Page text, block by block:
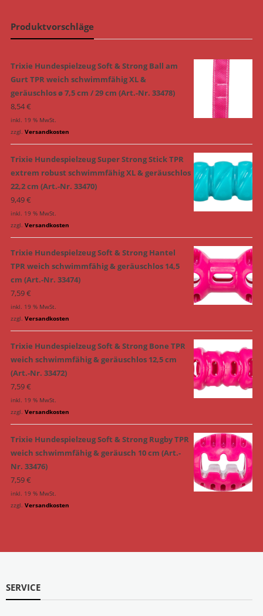
Produktvorschläge
Trixie Hundespielzeug Soft & Strong Ball am
Gurt TPR weich schwimmfähig XL &
geräuschlos ø 7,5 cm / 29 cm (Art.-Nr. 33478)
8,54€
inkl. 19 % MwSt.
zzgl. Versandkosten
Trixie Hundespielzeug Super Strong Stick TPR
extrem robust schwimmfähig XL & geräuschlos
22,2 cm (Art.-Nr. 33470)
9,49€
inkl. 19 % MwSt.
zzgl. Versandkosten
Trixie Hundespielzeug Soft & Strong Hantel
TPR weich schwimmfähig & geräuschlos 14,5
cm (Art.-Nr. 33474)
7,59€
inkl. 19 % MwSt.
zzgl. Versandkosten
Trixie Hundespielzeug Soft & Strong Bone TPR
weich schwimmfähig & geräuschlos 12,5 cm
(Art.-Nr. 33472)
7,59€
inkl. 19 % MwSt.
zzgl. Versandkosten
Trixie Hundespielzeug Soft & Strong Rugby TPR
weich schwimmfähig & geräusch 10 cm (Art.-
Nr. 33476)
7,59€
inkl. 19 % MwSt.
zzgl. Versandkosten
SERVICE